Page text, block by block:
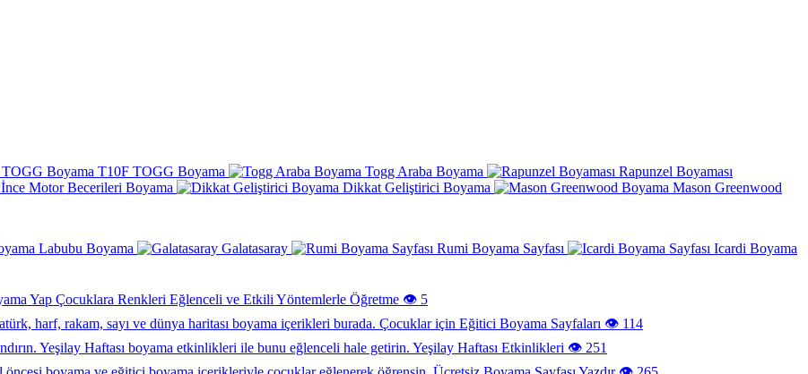
T10F TOGG Boyama Togg Araba Boyama
Rapunzel Boyaması
İnce Motor Becerileri Boyama Dikkat Geliştirici Boyama
Mason Greenwood
Labubu Boyama Galatasaray Rumi Boyama Sayfası
Icardi Boyama
Çocuklara Renkleri Eğlenceli ve Etkili Yöntemlerle Öğretme 👁️ 5
Çocuklar için Eğitici Boyama Sayfaları 👁️ 114
Yeşilay Haftası Etkinlikleri 👁️ 251